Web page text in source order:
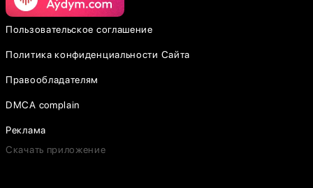
Пользовательское соглашение
Политика конфиденциальности Сайта
Правообладателям
DMCA complain
Реклама
Скачать приложение